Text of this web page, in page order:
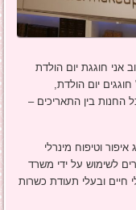
אני חוגגת יום הולדת
יום הולדת,
החנות בין התאריכים –
איפור וטיפוח מינרלי
לשימוש על ידי משרד
חיים ובעלי תעודת כשרות